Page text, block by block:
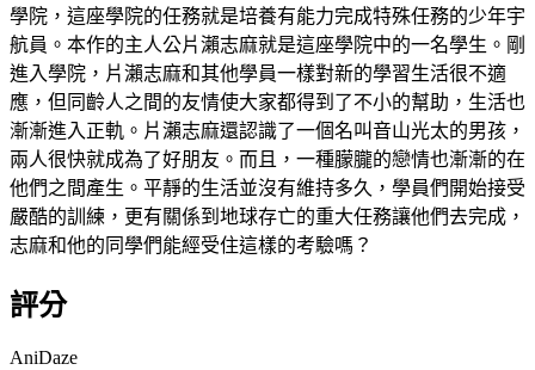
學院，這座學院的任務就是培養有能力完成特殊任務的少年宇
航員。本作的主人公片瀨志麻就是這座學院中的一名學生。剛
進入學院，片瀨志麻和其他學員一樣對新的學習生活很不適
應，但同齡人之間的友情使大家都得到了不小的幫助，生活也
漸漸進入正軌。片瀨志麻還認識了一個名叫音山光太的男孩，
兩人很快就成為了好朋友。而且，一種朦朧的戀情也漸漸的在
他們之間產生。平靜的生活並沒有維持多久，學員們開始接受
嚴酷的訓練，更有關係到地球存亡的重大任務讓他們去完成，
志麻和他的同學們能經受住這樣的考驗嗎？
評分
AniDaze